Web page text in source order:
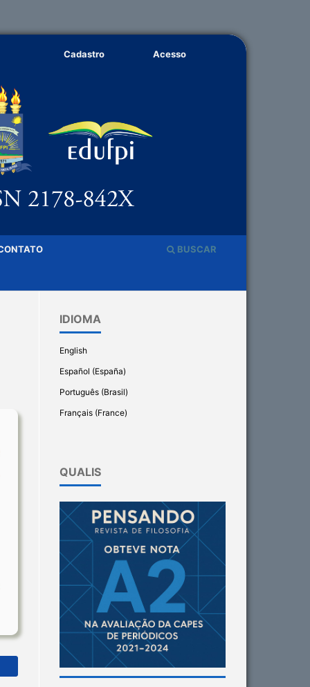
BUSCAR
Cadastro Acesso
IDIOMA
English
Español (España)
Português (Brasil)
Français (France)
QUALIS